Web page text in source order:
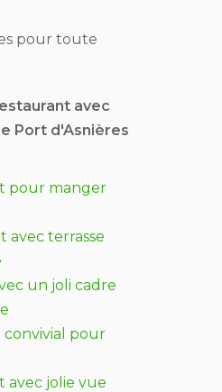
pour toute
avec
Port d'Asnières
pour manger
avec terrasse
un joli cadre
convivial pour
avec jolie vue